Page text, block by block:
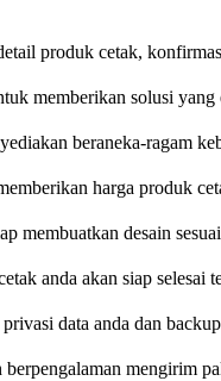
produk cetak,
memberikan solusi yang
beraneka-ragam
harga produk
membuatkan desain
anda akan siap selesai
data anda dan
mengirim